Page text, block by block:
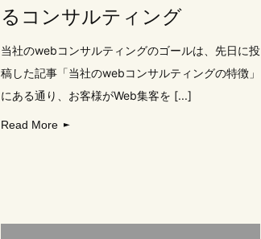
るコンサルティング
当社のwebコンサルティングのゴールは、先日に投
稿した記事「当社のwebコンサルティングの特徴」
にある通り、お客様がWeb集客を [...]
Read More